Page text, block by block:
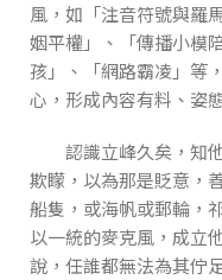
風，如「注音符號與羅
姻平權」、「傳播小模
孩」、「網路霸凌」等
心，形成內容有料、姿
認識立峰久矣，知他
欺矇，以為那是貶意，
船隻，或海帆或郵輪，
以一統的麥克風，成立
說，任誰都無法為其佇